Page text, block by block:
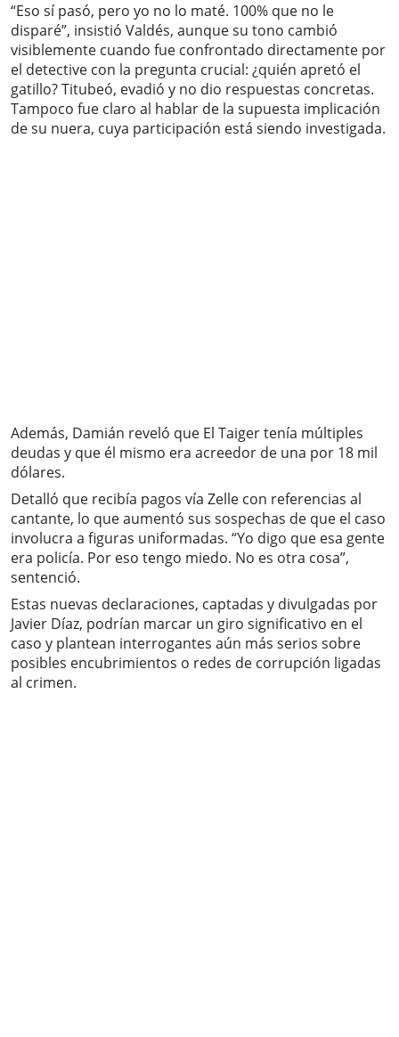
“Eso sí pasó, pero yo no lo maté. 100% que no le
disparé”, insistió Valdés, aunque su tono cambió
visiblemente cuando fue confrontado directamente por
el detective con la pregunta crucial: ¿quién apretó el
gatillo? Titubeó, evadió y no dio respuestas concretas.
Tampoco fue claro al hablar de la supuesta implicación
de su nuera, cuya participación está siendo investigada.
Además, Damián reveló que El Taiger tenía múltiples
deudas y que él mismo era acreedor de una por 18 mil
dólares.
Detalló que recibía pagos vía Zelle con referencias al
cantante, lo que aumentó sus sospechas de que el caso
involucra a figuras uniformadas. “Yo digo que esa gente
era policía. Por eso tengo miedo. No es otra cosa”,
sentenció.
Estas nuevas declaraciones, captadas y divulgadas por
Javier Díaz, podrían marcar un giro significativo en el
caso y plantean interrogantes aún más serios sobre
posibles encubrimientos o redes de corrupción ligadas
al crimen.